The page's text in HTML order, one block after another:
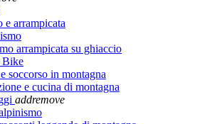
e arrampicata
arrampicata su ghiaccio
Bike
soccorso in montagna
e cucina di montagna
addremove